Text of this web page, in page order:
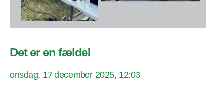
Det er en fælde!
onsdag, 17 december 2025, 12:03